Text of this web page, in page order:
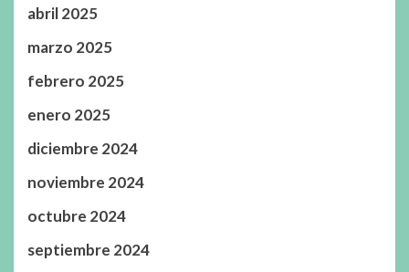
abril 2025
marzo 2025
febrero 2025
enero 2025
diciembre 2024
noviembre 2024
octubre 2024
septiembre 2024